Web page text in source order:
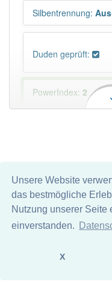
Unsere Website
das bestmögliche
Nutzung unserer Seite
einverstanden.
X
Silbentrennung:
Duden geprüft:
PowerIndex: 2
Wörter mit Endung -
einem anderen
83% unserer
Wir übernehmen keine
Richtigkeit und